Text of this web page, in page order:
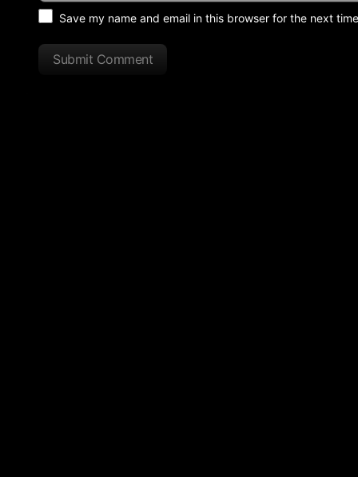
Save my name and email in this browser for the next
Submit Comment